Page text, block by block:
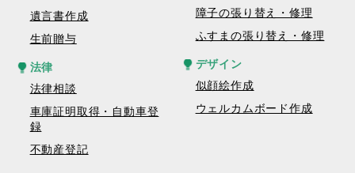
遺言書作成
生前贈与
法律
法律相談
車庫証明取得・自動車登
録
不動産登記
障子の張り替え・修理
ふすまの張り替え・修理
デザイン
似顔絵作成
ウェルカムボード作成